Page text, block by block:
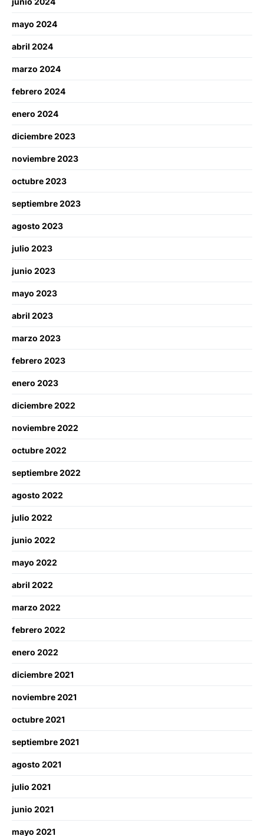
mayo 2024
abril 2024
marzo 2024
febrero 2024
enero 2024
diciembre 2023
noviembre 2023
octubre 2023
septiembre 2023
agosto 2023
julio 2023
junio 2023
mayo 2023
abril 2023
marzo 2023
febrero 2023
enero 2023
diciembre 2022
noviembre 2022
octubre 2022
septiembre 2022
agosto 2022
julio 2022
junio 2022
mayo 2022
abril 2022
marzo 2022
febrero 2022
enero 2022
diciembre 2021
noviembre 2021
octubre 2021
septiembre 2021
agosto 2021
julio 2021
junio 2021
mayo 2021